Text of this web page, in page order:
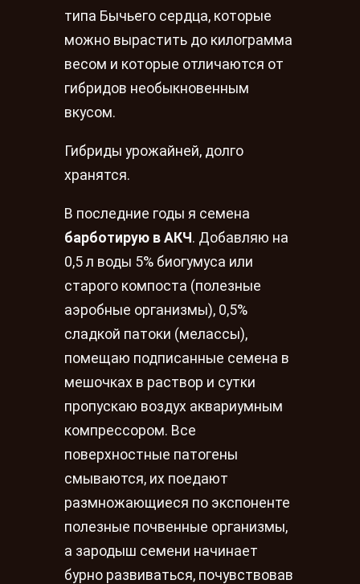
типа Бычьего сердца, которые
можно вырастить до килограмма
весом и которые отличаются от
гибридов необыкновенным
вкусом.
Гибриды урожайней, долго
хранятся.
В последние годы я семена
барботирую в АКЧ. Добавляю на
0,5 л воды 5% биогумуса или
старого компоста (полезные
аэробные организмы), 0,5%
сладкой патоки (мелассы),
помещаю подписанные семена в
мешочках в раствор и сутки
пропускаю воздух аквариумным
компрессором. Все
поверхностные патогены
смываются, их поедают
размножающиеся по экспоненте
полезные почвенные организмы,
а зародыш семени начинает
бурно развиваться, почувствовав